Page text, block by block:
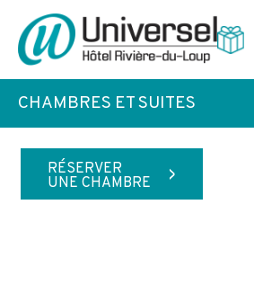
CHAMBRES ET SUITES
RÉSERVER
UNE CHAMBRE
>